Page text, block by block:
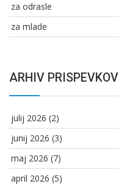
za odrasle
za mlade
ARHIV PRISPEVKOV
julij 2026 (2)
junij 2026 (3)
maj 2026 (7)
april 2026 (5)